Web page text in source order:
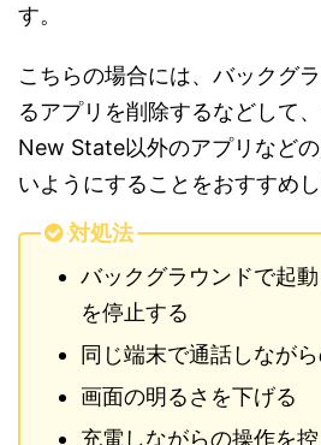
す。
こちらの場合には、バックグ
るアプリを削除するなどして
New State以外のアプリなど
いようにすることをおすすめし
対処法
バックグラウンドで起
を停止する
同じ端末で通話しなが
画面の明るさを下げる
充電しながらの操作を